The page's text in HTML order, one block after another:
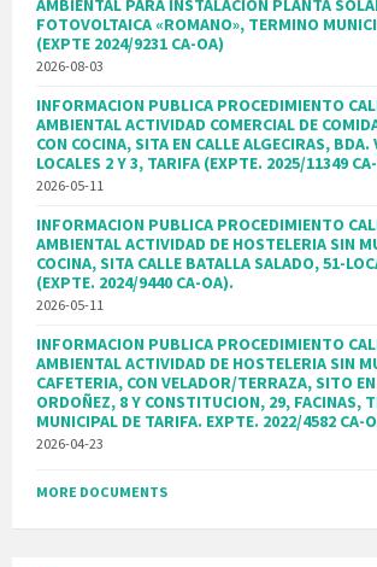
AMBIENTAL PARA INSTALACION PLANTA
FOTOVOLTAICA «ROMANO», TERMINO
(EXPTE 2024/9231 CA-OA)
2026-08-03
INFORMACION PUBLICA PROCEDIMIENTO
AMBIENTAL ACTIVIDAD COMERCIAL DE
CON COCINA, SITA EN CALLE ALGECIRAS,
LOCALES 2 Y 3, TARIFA (EXPTE. 2025/11349
2026-05-11
INFORMACION PUBLICA PROCEDIMIENTO
AMBIENTAL ACTIVIDAD DE HOSTELERIA SIN
COCINA, SITA CALLE BATALLA SALADO, 51-
(EXPTE. 2024/9440 CA-OA).
2026-05-11
INFORMACION PUBLICA PROCEDIMIENTO
AMBIENTAL ACTIVIDAD DE HOSTELERIA SIN
CAFETERIA, CON VELADOR/TERRAZA, SITO
ORDOÑEZ, 8 Y CONSTITUCION, 29, FACINAS,
MUNICIPAL DE TARIFA. EXPTE. 2022/4582 CA-
2026-04-23
MORE DOCUMENTS